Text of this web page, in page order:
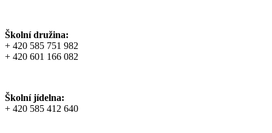
Školní družina:
+ 420 585 751 982
+ 420 601 166 082
Školní jídelna:
+ 420 585 412 640